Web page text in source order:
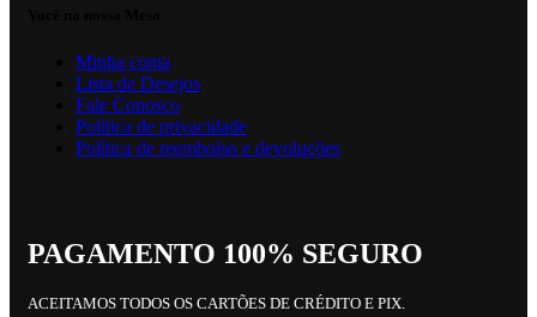
Minha conta
Lista de Desejos
Fale Conosco
Política de privacidade
Política de reembolso e devoluções
PAGAMENTO 100% SEGURO
ACEITAMOS TODOS OS CARTÕES DE CRÉDITO E PIX.